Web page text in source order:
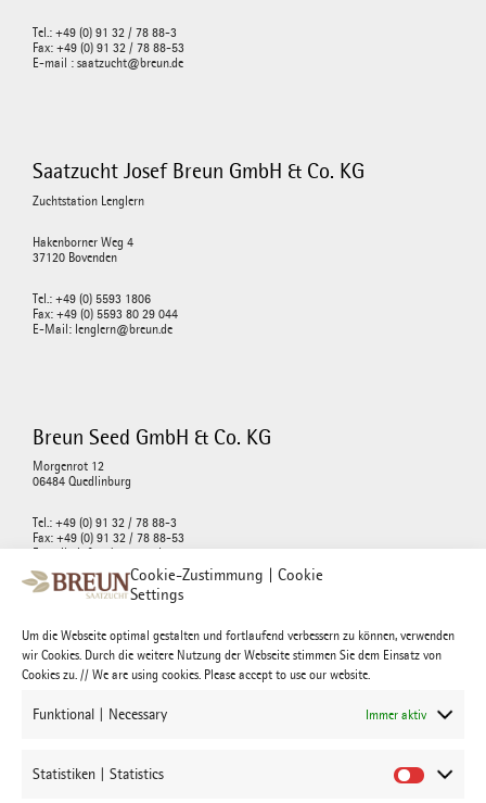
Cookie-Zustimmung | Cookie
Settings
Um die Webseite optimal gestalten und fortlaufend verbessern zu können, verwenden
wir Cookies. Durch die weitere Nutzung der Webseite stimmen Sie dem Einsatz von
Cookies zu. // We are using cookies. Please accept to use our website.
Funktional | Necessary Immer aktiv
Statistiken | Statistics
Tel.: +49 (0) 91 32 / 78 88-3
Fax: +49 (0) 91 32 / 78 88-53
E-mail : saatzucht@breun.de
Saatzucht Josef Breun GmbH & Co. KG
Zuchtstation Lenglern
Hakenborner Weg 4
37120 Bovenden
Tel.: +49 (0) 5593 1806
Fax: +49 (0) 5593 80 29 044
E-Mail: lenglern@breun.de
Breun Seed GmbH & Co. KG
Morgenrot 12
06484 Quedlinburg
Tel.: +49 (0) 91 32 / 78 88-3
Fax: +49 (0) 91 32 / 78 88-53
E-mail : info@breunseed.com
Josef Breun Morgenrot GmbH & Co. KG
06484 Quedlinburg
E-mail : morgenrot@breun.de